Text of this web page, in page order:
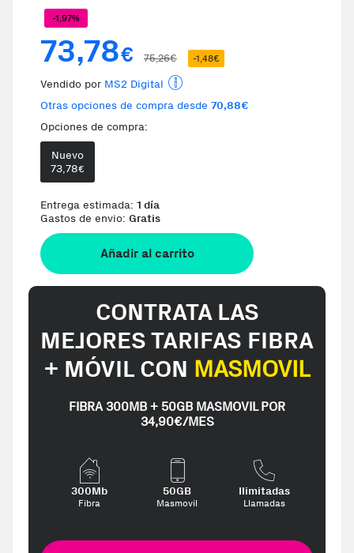
-1,97%
73,78€ 75,26€ -1,48€
Vendido por MS2 Digital
Otras opciones de compra desde 70,88€
Opciones de compra:
Nuevo
73,78€
Entrega estimada: 1 día
Gastos de envio: Gratis
Añadir al carrito
CONTRATA LAS
MEJORES TARIFAS FIBRA
+ MÓVIL CON MASMOVIL
FIBRA 300MB + 50GB MASMOVIL POR
34,90€/MES
300Mb
Fibra
50GB
Masmovil
Ilimitadas
Llamadas